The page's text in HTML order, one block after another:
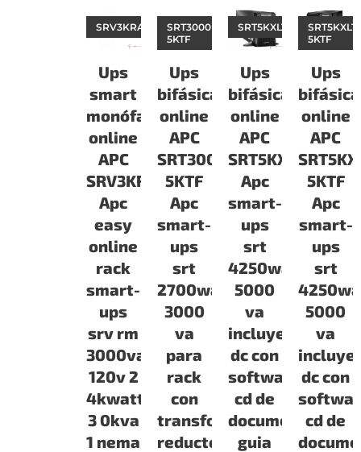
Ups
smart
monófasicas
online
APC
SRV3KRARK
Apc
easy
online
rack
smart-
ups
srv rm
3000va
120v 2
4kwatts
3 0kva
1 nema
SRV3KRARK
Ups
bifásicas
online
APC
SRT3000RMXLT-
5KTF
Apc
smart-
ups
srt
2700watts
3000
va
para
rack
con
transformador
reductor
SRT3000RMXLT-
5KTF
Ups
bifásicas
online
APC
SRT5KXLT
Apc
smart-
ups
srt
4250watts
5000
va
incluye
dc con
software
cd de
documentacion
guia
SRT5KXLT
Ups
online
APC
5KTF
Apc
smart-
ups
srt
5000
va
incluye
dc con
cd de
SRT5KXLT-
5KTF